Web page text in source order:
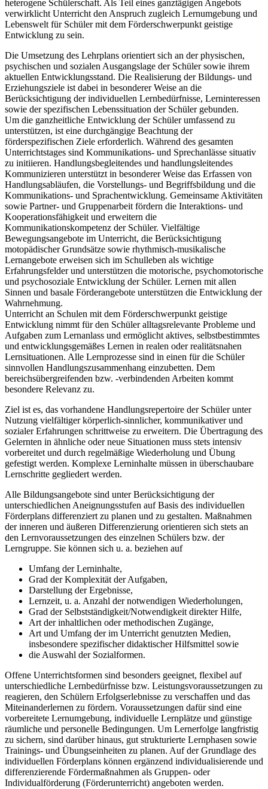
heterogene Schülerschaft. Als Teil eines ganztägigen Angebots
verwirklicht Unterricht den Anspruch zugleich Lernumgebung und
Lebenswelt für Schüler mit dem Förderschwerpunkt geistige
Entwicklung zu sein.
Die Umsetzung des Lehrplans orientiert sich an der physischen,
psychischen und sozialen Ausgangslage der Schüler sowie ihrem
aktuellen Entwicklungsstand. Die Realisierung der Bildungs- und
Erziehungsziele ist dabei in besonderer Weise an die
Berücksichtigung der individuellen Lernbedürfnisse, Lerninteressen
sowie der spezifischen Lebenssituation der Schüler gebunden.
Um die ganzheitliche Entwicklung der Schüler umfassend zu
unterstützen, ist eine durchgängige Beachtung der
förderspezifischen Ziele erforderlich. Während des gesamten
Unterrichtstages sind Kommunikations- und Sprechanlässe situativ
zu initiieren. Handlungsbegleitendes und handlungsleitendes
Kommunizieren unterstützt in besonderer Weise das Erfassen von
Handlungsabläufen, die Vorstellungs- und Begriffsbildung und die
Kommunikations- und Sprachentwicklung. Gemeinsame Aktivitäten
sowie Partner- und Gruppenarbeit fördern die Interaktions- und
Kooperationsfähigkeit und erweitern die
Kommunikationskompetenz der Schüler. Vielfältige
Bewegungsangebote im Unterricht, die Berücksichtigung
motopädischer Grundsätze sowie rhythmisch-musikalische
Lernangebote erweisen sich im Schulleben als wichtige
Erfahrungsfelder und unterstützen die motorische, psychomotorische
und psychosoziale Entwicklung der Schüler. Lernen mit allen
Sinnen und basale Förderangebote unterstützen die Entwicklung der
Wahrnehmung.
Unterricht an Schulen mit dem Förderschwerpunkt geistige
Entwicklung nimmt für den Schüler alltagsrelevante Probleme und
Aufgaben zum Lernanlass und ermöglicht aktives, selbstbestimmtes
und entwicklungsgemäßes Lernen in realen oder realitätsnahen
Lernsituationen. Alle Lernprozesse sind in einen für die Schüler
sinnvollen Handlungszusammenhang einzubetten. Dem
bereichsübergreifenden bzw. -verbindenden Arbeiten kommt
besondere Relevanz zu.
Ziel ist es, das vorhandene Handlungsrepertoire der Schüler unter
Nutzung vielfältiger körperlich-sinnlicher, kommunikativer und
sozialer Erfahrungen schrittweise zu erweitern. Die Übertragung des
Gelernten in ähnliche oder neue Situationen muss stets intensiv
vorbereitet und durch regelmäßige Wiederholung und Übung
gefestigt werden. Komplexe Lerninhalte müssen in überschaubare
Lernschritte gegliedert werden.
Alle Bildungsangebote sind unter Berücksichtigung der
unterschiedlichen Aneignungsstufen auf Basis des individuellen
Förderplans differenziert zu planen und zu gestalten. Maßnahmen
der inneren und äußeren Differenzierung orientieren sich stets an
den Lernvoraussetzungen des einzelnen Schülers bzw. der
Lerngruppe. Sie können sich u. a. beziehen auf
Umfang der Lerninhalte,
Grad der Komplexität der Aufgaben,
Darstellung der Ergebnisse,
Lernzeit, u. a. Anzahl der notwendigen Wiederholungen,
Grad der Selbstständigkeit/Notwendigkeit direkter Hilfe,
Art der inhaltlichen oder methodischen Zugänge,
Art und Umfang der im Unterricht genutzten Medien,
insbesondere spezifischer didaktischer Hilfsmittel sowie
die Auswahl der Sozialformen.
Offene Unterrichtsformen sind besonders geeignet, flexibel auf
unterschiedliche Lernbedürfnisse bzw. Leistungsvoraussetzungen zu
reagieren, den Schülern Erfolgserlebnisse zu verschaffen und das
Miteinanderlernen zu fördern. Voraussetzungen dafür sind eine
vorbereitete Lernumgebung, individuelle Lernplätze und günstige
räumliche und personelle Bedingungen. Um Lernerfolge langfristig
zu sichern, sind darüber hinaus, gut strukturierte Lernphasen sowie
Trainings- und Übungseinheiten zu planen. Auf der Grundlage des
individuellen Förderplans können ergänzend individualisierende und
differenzierende Fördermaßnahmen als Gruppen- oder
Individualförderung (Förderunterricht) angeboten werden.